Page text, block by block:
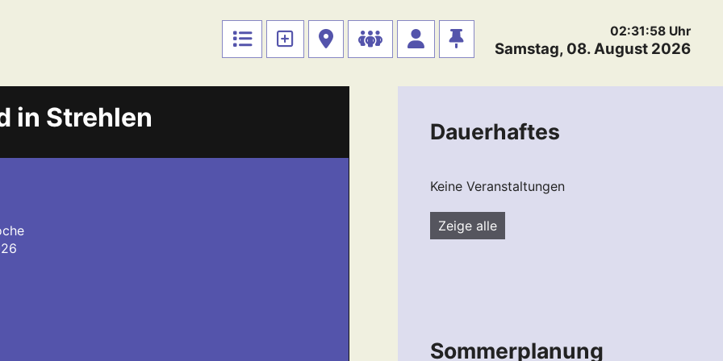
02:31:59 Uhr
Samstag, 08. August 2026
in Strehlen Dauerhaftes
Keine Veranstaltungen
Zeige alle
Sommerplanung